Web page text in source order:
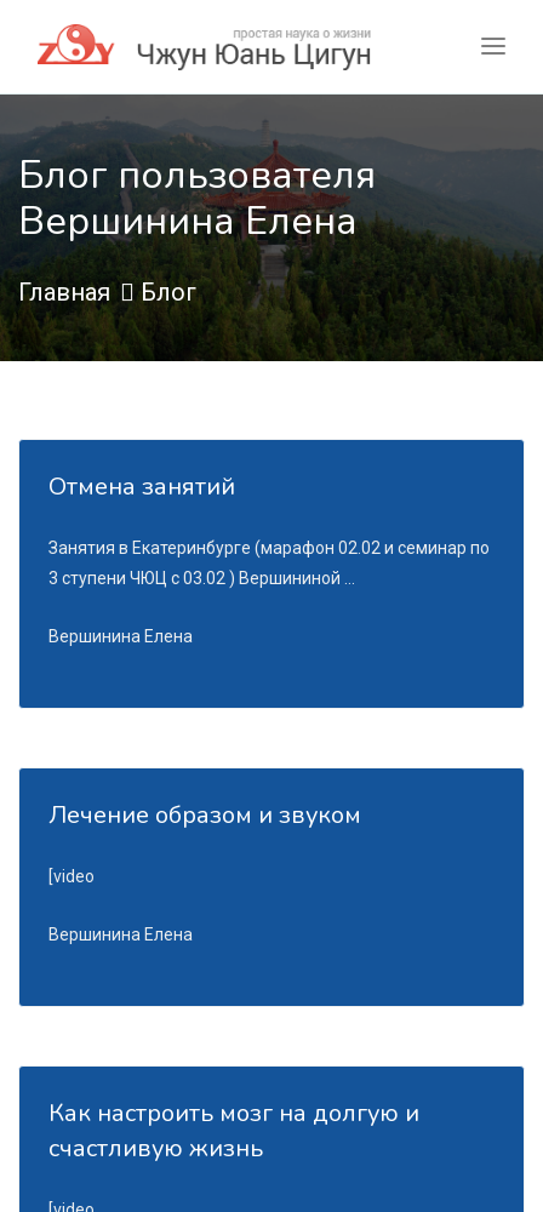
Блог пользователя
Вершинина Елена
Главная Блог
Отмена занятий
Занятия в Екатеринбурге (марафон 02.02 и семинар по
3 ступени ЧЮЦ с 03.02 ) Вершининой ...
Вершинина Елена
Лечение образом и звуком
[video
Вершинина Елена
Как настроить мозг на долгую и
счастливую жизнь